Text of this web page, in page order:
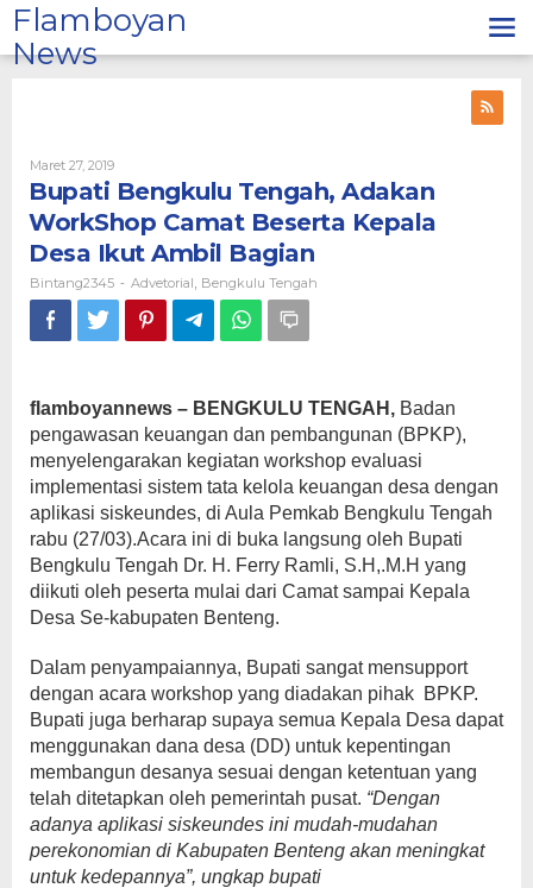
Lewati
ke
konten
Flamboyan
News
Maret 27, 2019Oleh
Bintang2345
Bupati Bengkulu Tengah, Adakan
WorkShop Camat Beserta Kepala
Desa Ikut Ambil Bagian
Bintang2345 - Advetorial Bengkulu Tengah
flamboyannews – BENGKULU TENGAH, Badan
pengawasan keuangan dan pembangunan (BPKP),
menyelengarakan kegiatan workshop evaluasi
implementasi sistem tata kelola keuangan desa dengan
aplikasi siskeundes, di Aula Pemkab Bengkulu Tengah
rabu (27/03).Acara ini di buka langsung oleh Bupati
Bengkulu Tengah Dr. H. Ferry Ramli, S.H,.M.H yang
diikuti oleh peserta mulai dari Camat sampai Kepala
Desa Se-kabupaten Benteng.
Dalam penyampaiannya, Bupati sangat mensupport
dengan acara workshop yang diadakan pihak BPKP.
Bupati juga berharap supaya semua Kepala Desa dapat
menggunakan dana desa (DD) untuk kepentingan
membangun desanya sesuai dengan ketentuan yang
telah ditetapkan oleh pemerintah pusat. “Dengan
adanya aplikasi siskeundes ini mudah-mudahan
perekonomian di Kabupaten Benteng akan meningkat
untuk kedepannya”, ungkap bupati